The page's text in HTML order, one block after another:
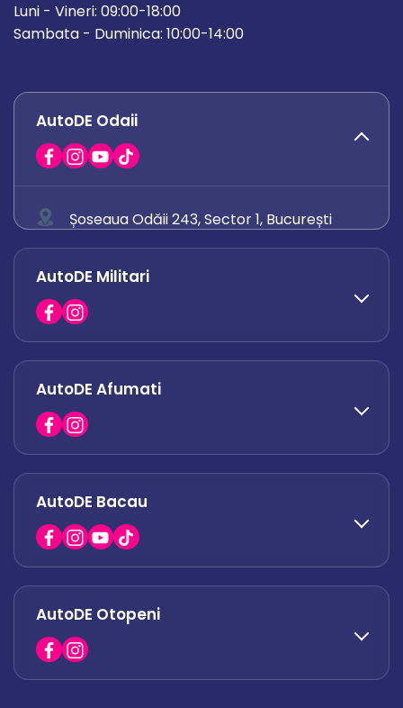
Luni - Vineri: 09:00-18:00
Sambata - Duminica: 10:00-14:00
AutoDE Odaii
Șoseaua Odăii 243, Sector 1, București
0742 444 194
office.odaii@autode.ro
AutoDE Militari
0758 338 428
office.militari@autode.ro
AutoDE Afumati
0751 628 054
AutoDE Bacau
0730 063 852
0730 063 851
AutoDE Otopeni